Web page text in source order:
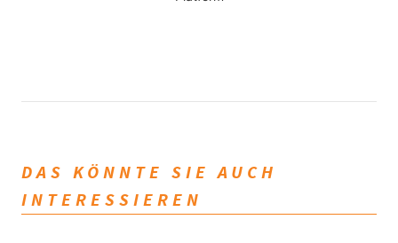
DAS KÖNNTE SIE AUCH
INTERESSIEREN